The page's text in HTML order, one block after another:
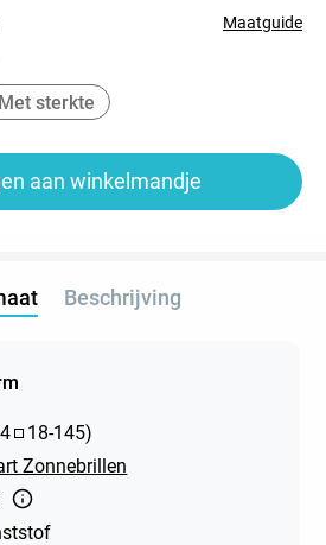
Maatguide
Met sterkte
aan winkelmandje
Beschrijving
18-145)
Zonnebrillen